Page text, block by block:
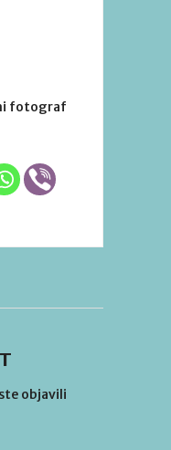
fotograf
objavili